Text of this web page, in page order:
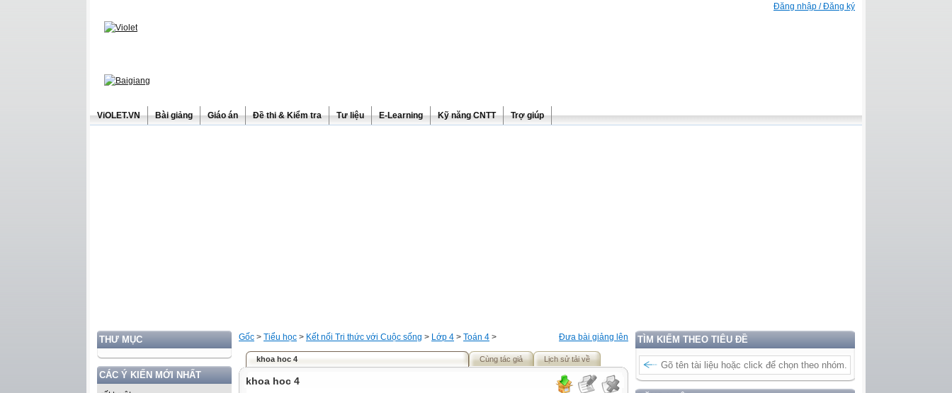
Đăng nhập / Đăng ký
ViOLET.VN Bài giảng Giáo án Đề thi & Kiểm tra Tư liệu E-Learning Kỹ năng CNTT Trợ giúp
THƯ MỤC
CÁC Ý KIẾN MỚI NHẤT
TÌM KIẾM THEO TIÊU ĐỀ
Đưa bài giảng lên
Gốc > Tiểu học > Kết nối Tri thức với Cuộc sống > Lớp 4 > Toán 4 >
khoa hoc 4 Cùng tác giả Lịch sử tải về
khoa hoc 4